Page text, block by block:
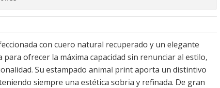
con cuero natural recuperado y un elegante
para ofrecer la máxima capacidad sin renunciar al estilo,
Su estampado animal print aporta un distintivo
siempre una estética sobria y refinada. De gran